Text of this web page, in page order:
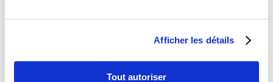
Afficher les détails
Tout autoriser